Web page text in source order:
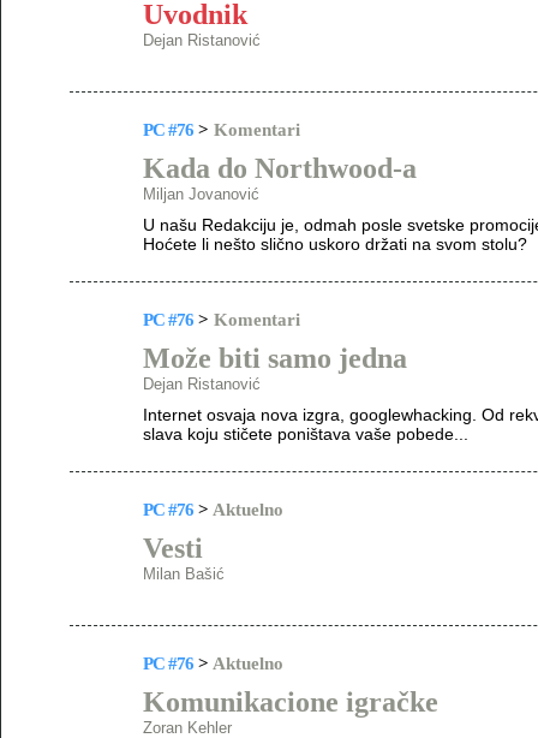
Uvodnik
Dejan Ristanović
PC #76 > Komentari
Kada do Northwood-a
Miljan Jovanović
U našu Redakciju je, odmah posle svetske
Hoćete li nešto slično uskoro držati na svom stolu?
PC #76 > Komentari
Može biti samo jedna
Dejan Ristanović
Internet osvaja nova izgra, googlewhacking. Od
slava koju stičete poništava vaše pobede...
PC #76 > Aktuelno
Vesti
Milan Bašić
PC #76 > Aktuelno
Komunikacione igračke
Zoran Kehler